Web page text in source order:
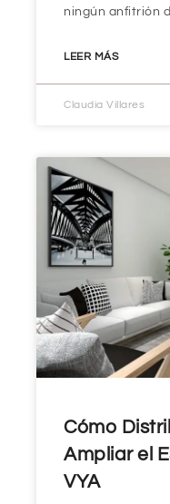
ningún anfitrión
LEER MÁS
Claudia Villares
Cómo
Ampliar el
VYA